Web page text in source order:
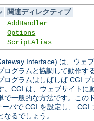
関連ディレクティブ
AddHandler
Options
ScriptAlias
Interface) は、ウェ
ログラムと協調して動作す
ログラムはしばしば CGI プ
。CGI は、ウェブサイトに
で一般的な方法です。この
バで CGI を設定し、 CGI
るでしょう。